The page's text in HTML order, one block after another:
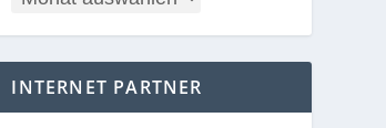
INTERNET PARTNER